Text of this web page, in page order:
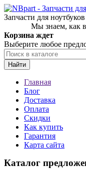
Запчасти для
Мы знаем, как
Корзина ждет
Выберите любое
Найти
Главная
Блог
Доставка
Оплата
Скидки
Как купить
Гарантия
Карта сайта
Каталог